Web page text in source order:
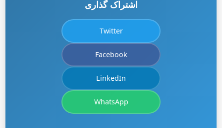
اشتراک گذاری
Twitter
Facebook
LinkedIn
WhatsApp